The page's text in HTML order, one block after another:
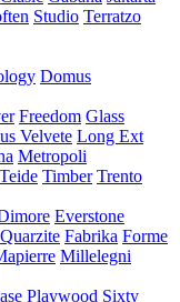
Studio Terratzo
Domus
Freedom Glass
Velvete Long Ext
Metropoli
Teide Timber Trento
Everstone
Fabrika Forme
Millelegni
Playwood Sixty